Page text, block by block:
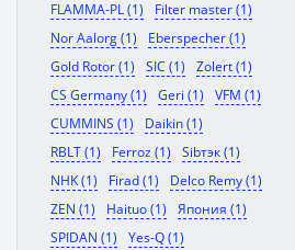
FLAMMA-PL (1)
Filter master (1)
Nor Aalorg (1)
Eberspecher (1)
Gold Rotor (1)
SIC (1)
Zolert (1)
CS Germany (1)
Geri (1)
VFM (1)
CUMMINS (1)
Daikin (1)
RBLT (1)
Ferroz (1)
Sibтэк (1)
NHK (1)
Firad (1)
Delco Remy (1)
ZEN (1)
Haituo (1)
Япония (1)
SPIDAN (1)
Yes-Q (1)